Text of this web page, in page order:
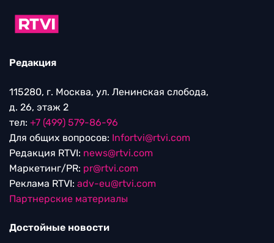
Редакция
115280, г. Москва, ул. Ленинская слобода,
д. 26, этаж 2
тел: +7 (499) 579-86-96
Для общих вопросов: Infortvi@rtvi.com
Редакция RTVI: news@rtvi.com
Маркетинг/PR: pr@rtvi.com
Реклама RTVI: adv-eu@rtvi.com
Партнерские материалы
Достойные новости